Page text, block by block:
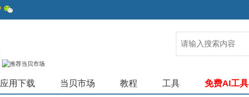
应用下载 当贝市场 教程 工具 免费AI工具